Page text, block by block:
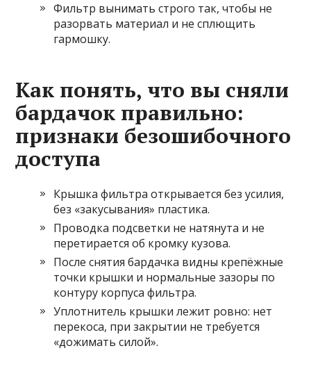
Фильтр вынимать строго так, чтобы не
разорвать материал и не сплющить
гармошку.
Как понять, что вы сняли
бардачок правильно:
признаки безошибочного
доступа
Крышка фильтра открывается без усилия,
без «закусывания» пластика.
Проводка подсветки не натянута и не
перетирается об кромку кузова.
После снятия бардачка видны крепёжные
точки крышки и нормальные зазоры по
контуру корпуса фильтра.
Уплотнитель крышки лежит ровно: нет
перекоса, при закрытии не требуется
«дожимать силой».